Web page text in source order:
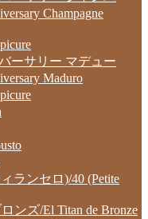
Champagne
ーサリー マデュー
Maduro
ランセロ)/40 (Petite
ンズ/El Titan de Bronze